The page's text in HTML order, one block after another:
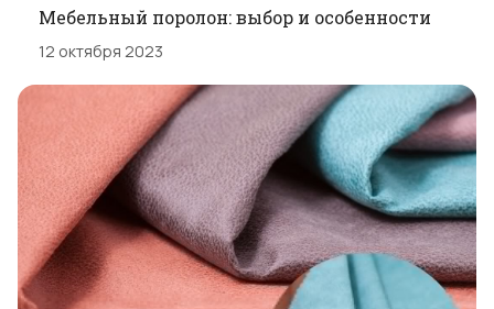
Мебельный поролон: выбор и особенности
12 октября 2023